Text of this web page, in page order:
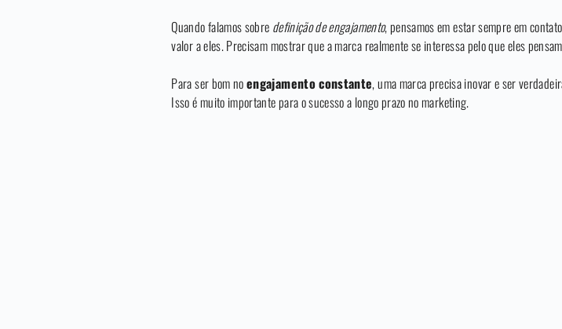
Quando falamos sobre definição de engajamento, pensamos em estar sempre em
valor a eles. Precisam mostrar que a marca realmente se interessa pelo que eles
Para ser bom noengajamento constante, uma marca precisa inovar e ser
Isso é muito importante para o sucesso a longo prazo no marketing.